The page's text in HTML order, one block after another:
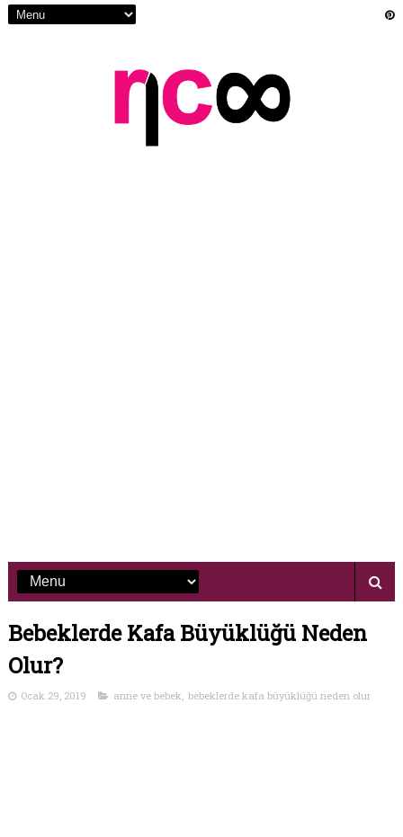
Bebeklerde Kafa Büyüklüğü Neden
Olur?
Ocak 29, 2019 anne ve bebek, bebeklerde kafa büyüklüğü neden olur